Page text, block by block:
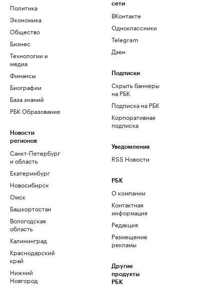
Политика
Экономика
Общество
Бизнес
Технологии и
медиа
Финансы
Биографии
База знаний
РБК Образование
Новости
регионов
Санкт-Петербург
и область
Екатеринбург
Новосибирск
Омск
Башкортостан
Вологодская
область
Калининград
Краснодарский
край
Нижний
Новгород
сети
ВКонтакте
Одноклассники
Telegram
Дзен
Подписки
Скрыть баннеры
на РБК
Подписка на РБК
Корпоративная
подписка
Уведомления
RSS Новости
РБК
О компании
Контактная
информация
Редакция
Размещение
рекламы
Другие
продукты
РБК